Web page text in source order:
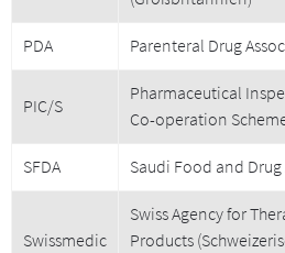
PDA Parenteral Drug
PIC/S
Pharmaceutical
Co-operation
SFDA Saudi Food and
Swissmedic
Swiss Agency for
Products